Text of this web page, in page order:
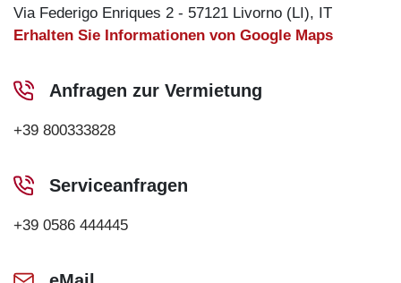
Via Federigo Enriques 2 - 57121 Livorno (LI), IT
Erhalten Sie Informationen von Google Maps
Anfragen zur Vermietung
+39 800333828
Serviceanfragen
+39 0586 444445